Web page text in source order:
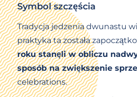
Symbol szczęścia
Tradycja jedzenia dwunastu
praktyka ta została
roku stanęli w obliczu
sposób na zwiększenie
celebrations.